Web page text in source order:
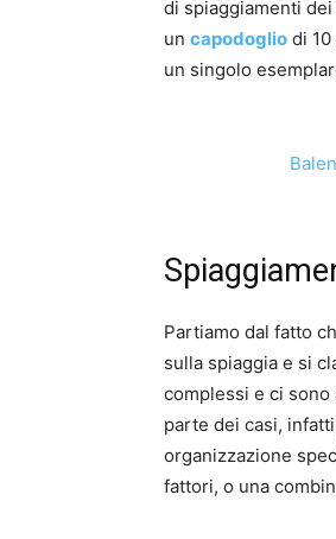
di spiaggiamenti
un capodoglio di
un singolo
Partiamo dal fatto
sulla spiaggia e si
complessi e ci
parte dei casi,
organizzazione
fattori, o una